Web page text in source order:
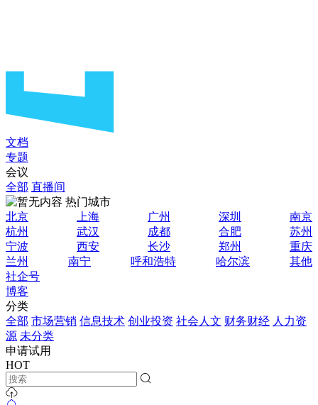
文档
专题
会议
全部 直播间
热门城市
北京
上海 广州 深圳
南京
杭州
武汉 成都 合肥
苏州
宁波
西安 长沙 郑州
重庆
兰州
南宁 呼和浩特 哈尔滨
其他
社企号
博客
分类
全部 市场营销 信息技术 创业投资 社会人文 财务财经 人力资
源 未分类
申请试用
HOT